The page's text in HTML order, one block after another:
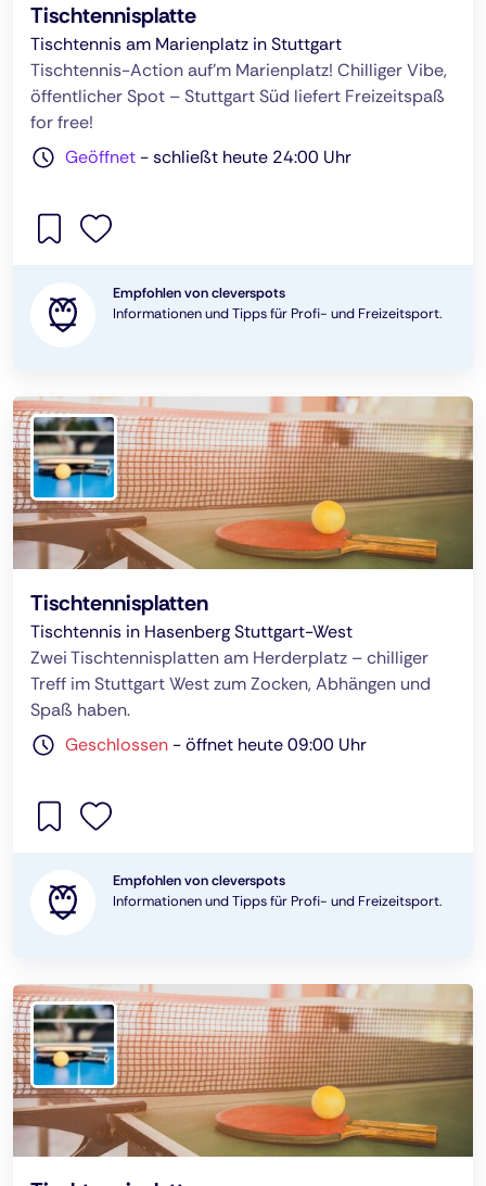
Tischtennisplatte
Tischtennis am Marienplatz in Stuttgart
Tischtennis-Action auf’m Marienplatz! Chilliger Vibe,
öffentlicher Spot – Stuttgart Süd liefert Freizeitspaß
for free!
Geöffnet -schließt heute 24:00 Uhr
Empfohlen von cleverspots
Informationen und Tipps für Profi- und Freizeitsport.
Tischtennisplatten
Tischtennis in Hasenberg Stuttgart-West
Zwei Tischtennisplatten am Herderplatz – chilliger
Treff im Stuttgart West zum Zocken, Abhängen und
Spaß haben.
Geschlossen -öffnet heute 09:00 Uhr
Empfohlen von cleverspots
Informationen und Tipps für Profi- und Freizeitsport.